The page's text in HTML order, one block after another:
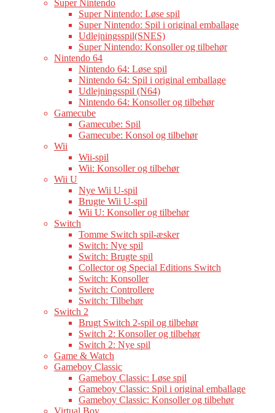
Super Nintendo
Super Nintendo: Løse spil
Super Nintendo: Spil i original emballage
Udlejningsspil(SNES)
Super Nintendo: Konsoller og tilbehør
Nintendo 64
Nintendo 64: Løse spil
Nintendo 64: Spil i original emballage
Udlejningsspil (N64)
Nintendo 64: Konsoller og tilbehør
Gamecube
Gamecube: Spil
Gamecube: Konsol og tilbehør
Wii
Wii-spil
Wii: Konsoller og tilbehør
Wii U
Nye Wii U-spil
Brugte Wii U-spil
Wii U: Konsoller og tilbehør
Switch
Tomme Switch spil-æsker
Switch: Nye spil
Switch: Brugte spil
Collector og Special Editions Switch
Switch: Konsoller
Switch: Controllere
Switch: Tilbehør
Switch 2
Brugt Switch 2-spil og tilbehør
Switch 2: Konsoller og tilbehør
Switch 2: Nye spil
Game & Watch
Gameboy Classic
Gameboy Classic: Løse spil
Gameboy Classic: Spil i original emballage
Gameboy Classic: Konsoller og tilbehør